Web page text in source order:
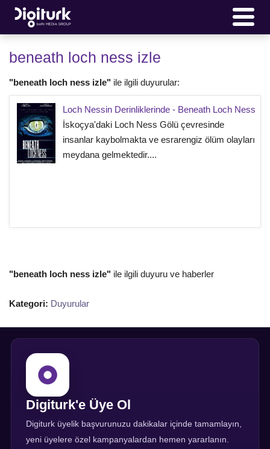
beneath loch ness izle
"beneath loch ness izle" ile ilgili duyurular:
Loch Nessin Derinliklerinde - Beneath Loch Ness
İskoçya'daki Loch Ness Gölü çevresinde
insanlar kaybolmakta ve esrarengiz ölüm olayları
meydana gelmektedir....
"beneath loch ness izle" ile ilgili duyuru ve haberler
Kategori: Duyurular
Digiturk'e Üye Ol
Digiturk üyelik başvurunuzu dakikalar içinde tamamlayın,
yeni üyelere özel kampanyalardan hemen yararlanın.